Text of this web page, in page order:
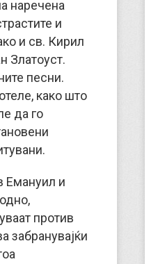
наречена
и
и св. Кирил
Златоуст.
песни.
како што
да го
Емануил и
против
забранувајќи